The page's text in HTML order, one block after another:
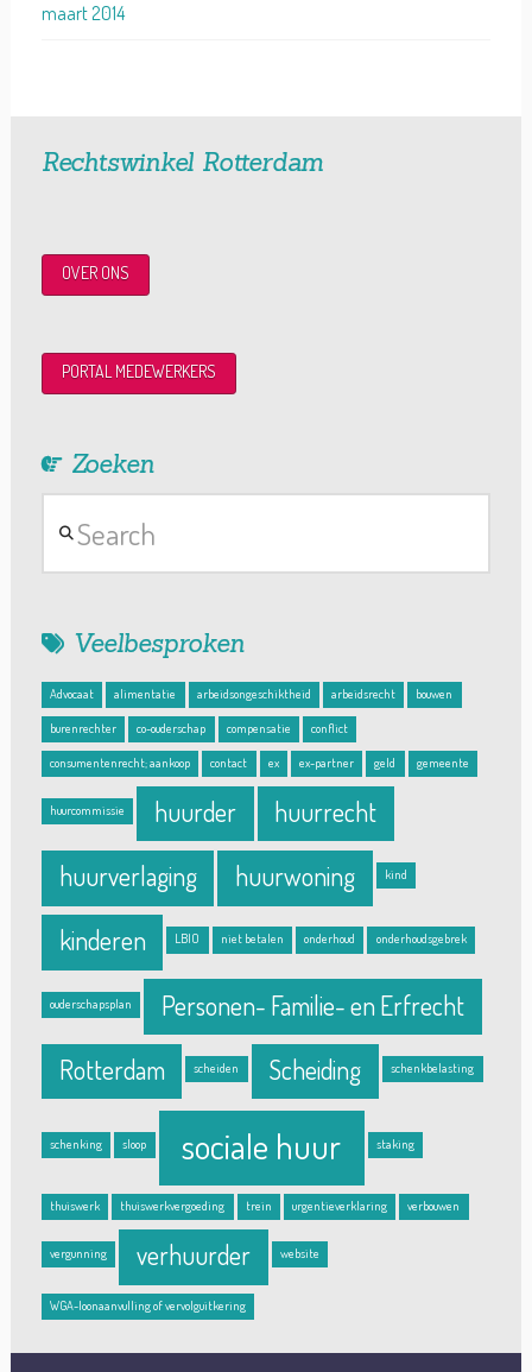
maart 2014
Rechtswinkel Rotterdam
OVER ONS
PORTAL MEDEWERKERS
Zoeken
Veelbesproken
Advocaat alimentatie arbeidsongeschiktheid arbeidsrecht bouwen
burenrechter co-ouderschap compensatie conflict
consumentenrecht; aankoop contact ex ex-partner geld gemeente
huurcommissie huurder huurrecht
huurverlaging huurwoning kind
kinderen LBIO niet betalen onderhoud onderhoudsgebrek
ouderschapsplan Personen- Familie- en Erfrecht
Rotterdam scheiden Scheiding schenkbelasting
schenking sloop sociale huur staking
thuiswerk thuiswerkvergoeding trein urgentieverklaring verbouwen
vergunning verhuurder website
WGA-loonaanvulling of vervolguitkering